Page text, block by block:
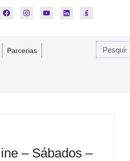
Parcerias
– Sábados –